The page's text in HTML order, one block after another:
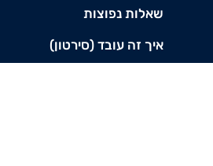
שאלות נפוצות
איך זה עובד (סירטון)